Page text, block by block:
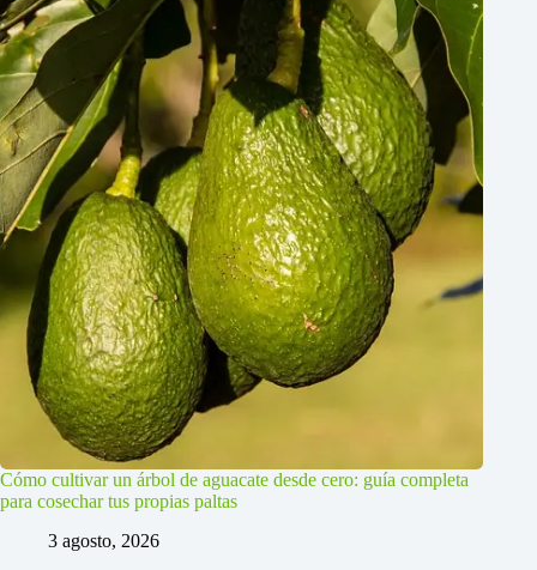
Cómo cultivar un árbol de aguacate desde cero: guía completa
para cosechar tus propias paltas
3 agosto, 2026